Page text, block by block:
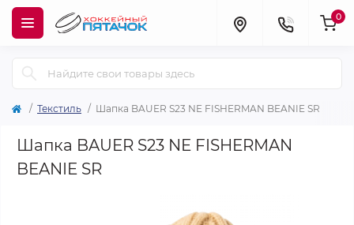
0
Текстиль Шапка BAUER S23 NE FISHERMAN BEANIE SR
Шапка BAUER S23 NE FISHERMAN
BEANIE SR